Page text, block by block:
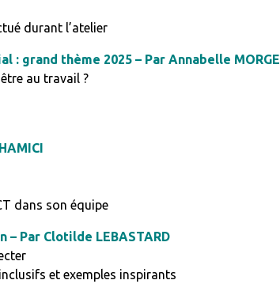
durant l’atelier
: grand thème 2025 – Par Annabelle MORGE
au travail ?
dans son équipe
– Par Clotilde LEBASTARD
et exemples inspirants